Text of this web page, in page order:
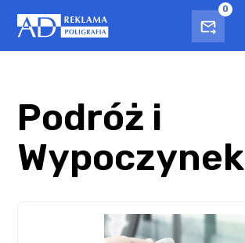
0
Podróż i
Wypoczynek